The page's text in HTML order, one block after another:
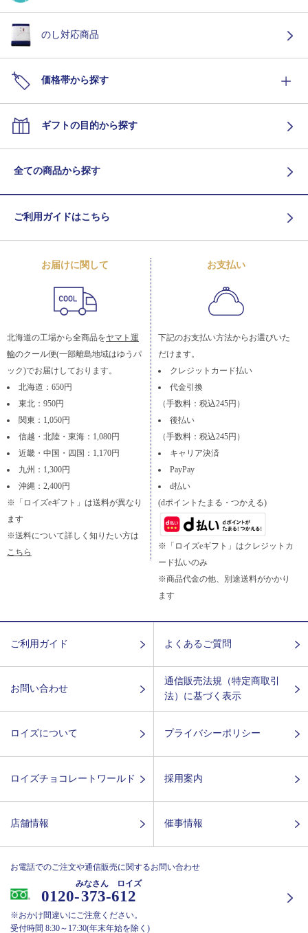
のし対応商品
価格帯から探す
ギフトの目的から探す
全ての商品から探す
ご利用ガイドはこちら
お届けに関して
北海道の工場から全商品をヤマト運
輸のクール便(一部離島地域はゆうパ
ック)でお届けしております。
北海道：650円
東北：950円
関東：1,050円
信越・北陸・東海：1,080円
近畿・中国・四国：1,170円
九州：1,300円
沖縄：2,400円
※「ロイズeギフト」は送料が異なり
ます
※送料について詳しく知りたい方は
こちら
お支払い
下記のお支払い方法からお選びいた
だけます。
クレジットカード払い
代金引換
（手数料：税込245円）
後払い
（手数料：税込245円）
キャリア決済
PayPay
d払い
(dポイントたまる・つかえる)
※「ロイズeギフト」はクレジットカ
ード払いのみ
※商品代金の他、別途送料がかかり
ます
ご利用ガイド よくあるご質問
お問い合わせ
通信販売法規（特定商取引
法）に基づく表示
ロイズについて プライバシーポリシー
ロイズチョコレートワールド 採用案内
店舗情報 催事情報
お電話でのご注文や通信販売に関するお問い合わせ
0120-373-612
みなさん ロイズ
※おかけ間違いにご注意ください。
受付時間 8:30～17:30(年末年始を除く)